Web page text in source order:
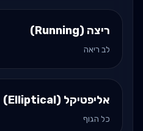
ריצה (Running)
לב ריאה
אליפטיקל (Elliptical)
כל הגוף